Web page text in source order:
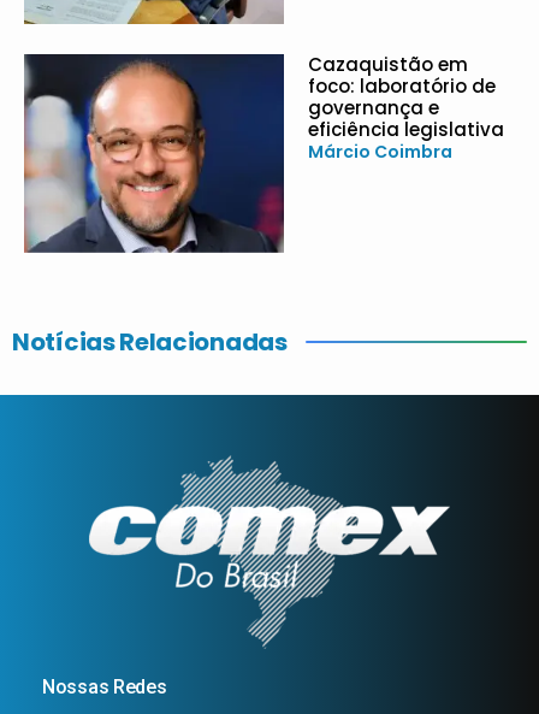
Cazaquistão em
foco: laboratório de
governança e
eficiência legislativa
Márcio Coimbra
Notícias Relacionadas
Nossas Redes